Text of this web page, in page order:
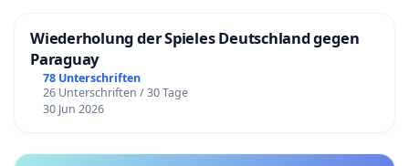
Wiederholung der Spieles Deutschland gegen
Paraguay
78 Unterschriften
26 Unterschriften / 30 Tage
30 Jun 2026